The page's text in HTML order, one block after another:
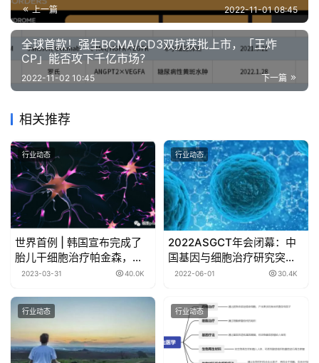
上一篇 2022-11-01 08:45
全球首款！强生BCMA/CD3双抗获批上市，「王炸
CP」能否攻下千亿市场？
下一篇
2022-11-02 10:45
相关推荐
行业动态
世界首例 | 韩国宣布完成了
胎儿干细胞治疗帕金森，效
果良好，超10年抑制帕金森
2023-03-31 40.0K
行业动态
2022ASGCT年会闭幕：中
国基因与细胞治疗研究突飞
猛进
2022-06-01 30.4K
行业动态 行业动态